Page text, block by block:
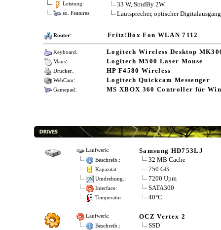
Leistung: 33 W, StndBy 2W
so. Features: Lautsprecher, optischer
Router: Fritz!Box Fon WLAN 7112
Keyboard: Logitech Wireless Desktop
Maus: Logitech M500 Laser Mouse
Drucker: HP F4580 Wireless
WebCam: Logitech Quickcam Messenger
Gamepad: MS XBOX 360 Controller für
Laufwerk: Samsung HD753LJ
Beschreib.: 32 MB Cache
Kapazität: 750 GB
Umdrehung.: 7200 Upm
Interface: SATA300
Temperatur: 40°C
Laufwerk: OCZ Vertex 2
Beschreib.: SSD